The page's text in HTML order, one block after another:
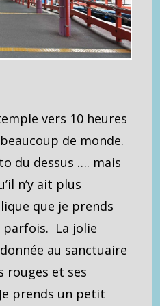
vers 10 heures
de monde.
du dessus …. mais
n’y ait plus
que je prends
parfois. La jolie
au sanctuaire
rouges et ses
prends un petit